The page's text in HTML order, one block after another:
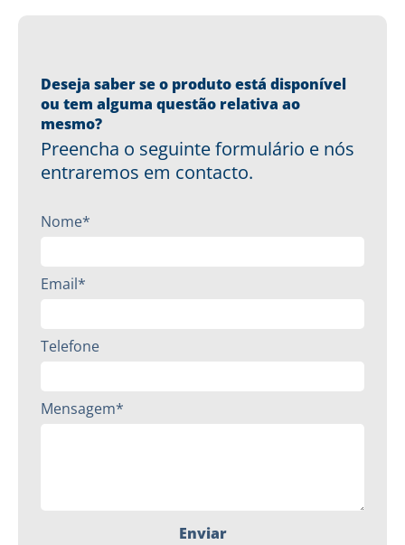
Deseja saber se o produto está disponível
ou tem alguma questão relativa ao
mesmo?
Preencha o seguinte formulário e nós
entraremos em contacto.
Nome*
Email*
Telefone
Mensagem*
Enviar